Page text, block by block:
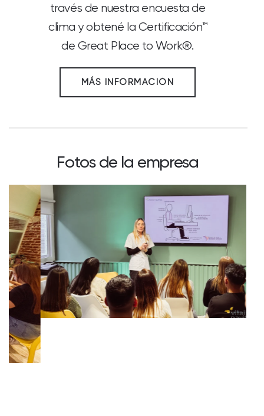
través de nuestra encuesta de
clima y obtené la Certificación™
de Great Place to Work®.
MÁS INFORMACIÓN
Fotos de la empresa